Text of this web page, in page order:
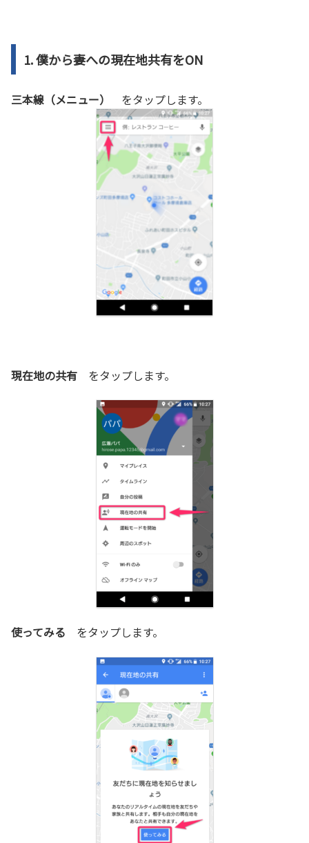
1. 僕から妻への現在地共有をON
三本線（メニュー） をタップします。
現在地の共有 をタップします。
使ってみる をタップします。